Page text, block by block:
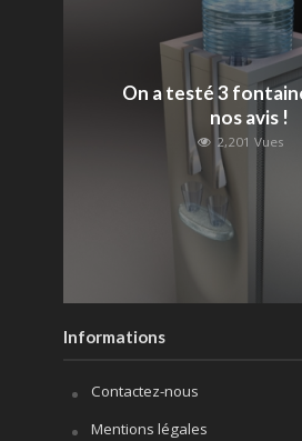
On a testé 3
nos avis !
2,201 Vues
Informations
Contactez-nous
Mentions légales